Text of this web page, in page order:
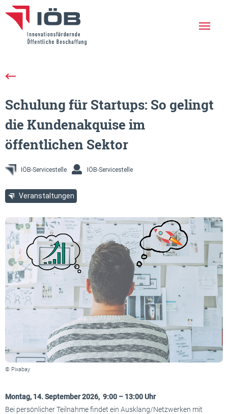
Erfolgreiche Projekte
Aktuelles
Netzwerk
Veranstaltungen
En
Schulung für Startups: So gelingt
die Kundenakquise im
öffentlichen Sektor
IÖB-Servicestelle IÖB-Servicestelle
Veranstaltungen
© Pixabay
Montag, 14. September 2026, 9:00 – 13:00 Uhr
Bei persönlicher Teilnahme findet ein Ausklang/Netzwerken mit